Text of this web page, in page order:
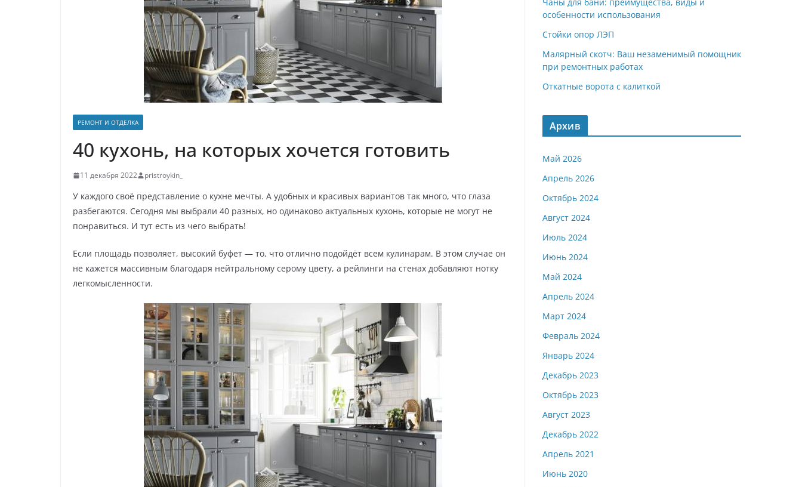
РЕМОНТ И ОТДЕЛКА
40 кухонь, на которых хочется готовить
11 декабря 2022 pristroykin_
У каждого своё представление о кухне мечты. А удобных и красивых вариантов так много, что глаза
разбегаются. Сегодня мы выбрали 40 разных, но одинаково актуальных кухонь, которые не могут не
понравиться. И тут есть из чего выбрать!
Если площадь позволяет, высокий буфет — то, что отлично подойдёт всем кулинарам. В этом случае он
не кажется массивным благодаря нейтральному серому цвету, а рейлинги на стенах добавляют нотку
легкомысленности.
особенности использования
Стойки опор ЛЭП
Малярный скотч: Ваш незаменимый помощник
при ремонтных работах
Откатные ворота с калиткой
Архив
Май 2026
Апрель 2026
Октябрь 2024
Август 2024
Июль 2024
Июнь 2024
Май 2024
Апрель 2024
Март 2024
Февраль 2024
Январь 2024
Декабрь 2023
Октябрь 2023
Август 2023
Декабрь 2022
Апрель 2021
Июнь 2020